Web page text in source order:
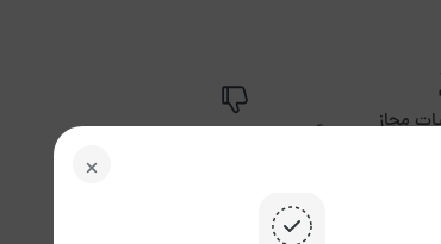
مجاز
برگزاری مراسم مجاز نیست.